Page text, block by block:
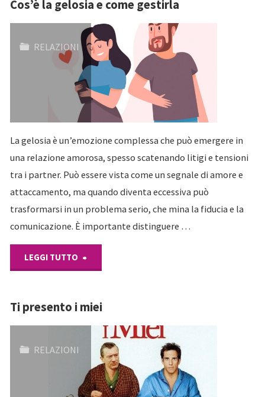
Cos’è la gelosia e come gestirla
RELAZIONI
La gelosia è un’emozione complessa che può emergere in
una relazione amorosa, spesso scatenando litigi e tensioni
tra i partner. Può essere vista come un segnale di amore e
attaccamento, ma quando diventa eccessiva può
trasformarsi in un problema serio, che mina la fiducia e la
comunicazione. È importante distinguere …
LEGGI TUTTO "Cos’è
gelosia
come
gestirla"
Ti presento i miei
RELAZIONI